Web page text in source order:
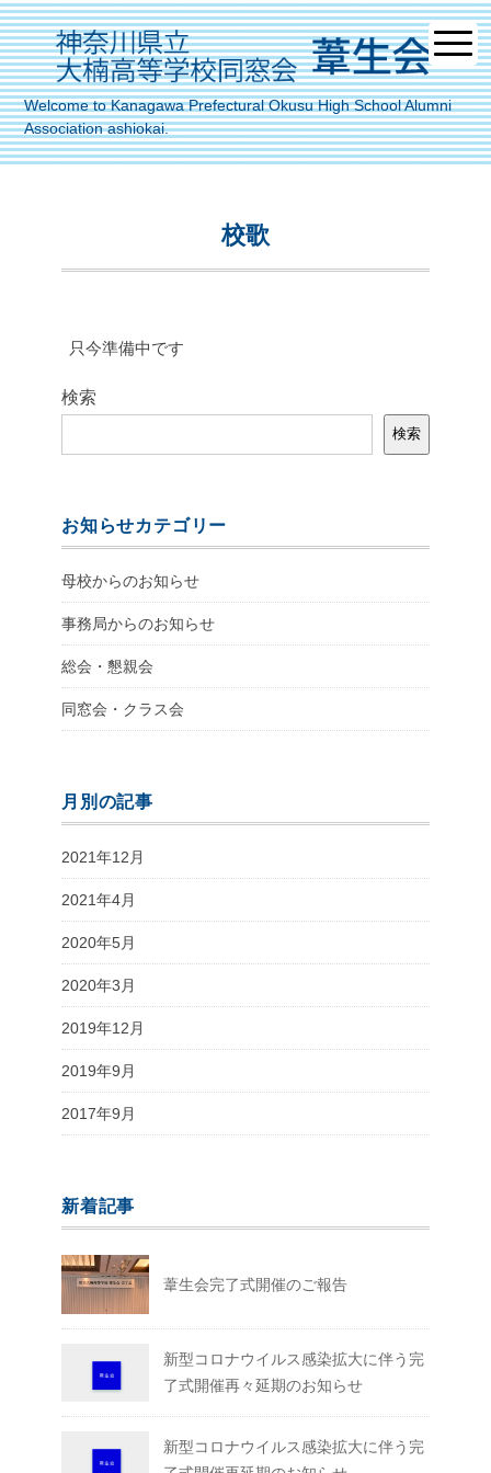
Welcome to Kanagawa Prefectural Okusu High School Alumni
Association ashiokai.
校歌
只今準備中です
検索
検索
お知らせカテゴリー
母校からのお知らせ
事務局からのお知らせ
総会・懇親会
同窓会・クラス会
月別の記事
2021年12月
2021年4月
2020年5月
2020年3月
2019年12月
2019年9月
2017年9月
新着記事
葦生会完了式開催のご報告
新型コロナウイルス感染拡大に伴う完
了式開催再々延期のお知らせ
新型コロナウイルス感染拡大に伴う完